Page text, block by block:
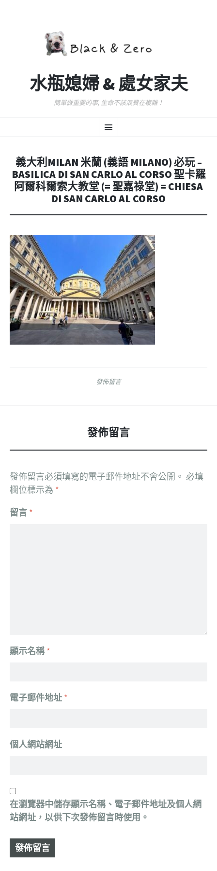
水瓶媳婦 & 處女家夫
簡單做重要的事, 生命不該浪費在複雜！
選
至
容
義大利MILAN 米蘭 (義語 MILANO) 必玩 –
BASILICA DI SAN CARLO AL CORSO 聖卡羅
阿爾科爾索大教堂 (= 聖嘉祿堂) = CHIESA
DI SAN CARLO AL CORSO
發佈留言
發佈留言
發佈留言必須填寫的電子郵件地址不會公開。 必填
欄位標示為 *
留言 *
顯示名稱*
電子郵件地址 *
個人網站網址
在瀏覽器中儲存顯示名稱、電子郵件地址及個人網
站網址，以供下次發佈留言時使用。